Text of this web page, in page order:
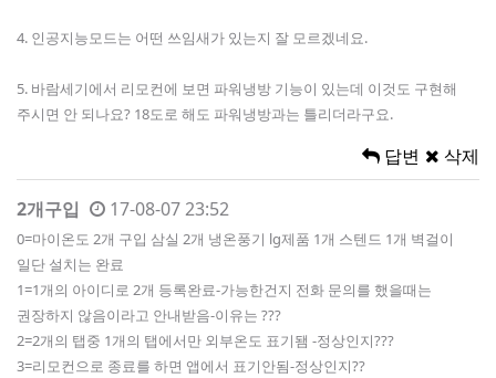
4. 인공지능모드는 어떤 쓰임새가 있는지 잘 모르겠네요.
5. 바람세기에서 리모컨에 보면 파워냉방 기능이 있는데 이것도 구현해
주시면 안 되나요? 18도로 해도 파워냉방과는 틀리더라구요.
답변 삭제
2개구입 17-08-07 23:52
0=마이온도 2개 구입 삼실 2개 냉온풍기 lg제품 1개 스텐드 1개 벽걸이
일단 설치는 완료
1=1개의 아이디로 2개 등록완료-가능한건지 전화 문의를 했을때는
권장하지 않음이라고 안내받음-이유는 ???
2=2개의 탭중 1개의 탭에서만 외부온도 표기됌 -정상인지???
3=리모컨으로 종료를 하면 앱에서 표기안됨-정상인지??